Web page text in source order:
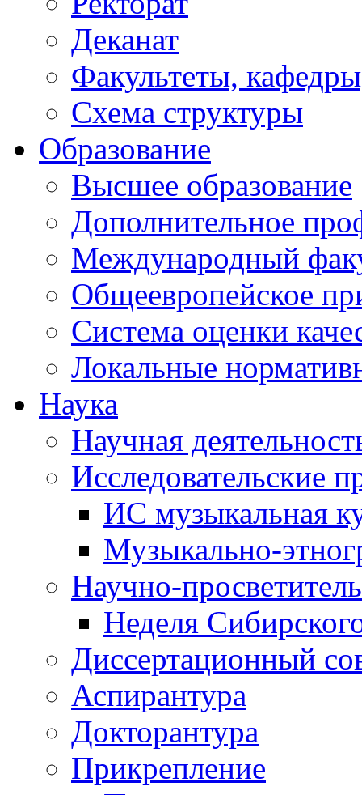
Деканат
Факультеты,
Схема структуры
Образование
Высшее образование
Дополнительное
Международный
Общеевропейское
Система оценки
Локальные
Наука
Научная
Исследовательские
ИС музыкальная
Музыкально-
Научно-
Неделя
Диссертационный
Аспирантура
Докторантура
Прикрепление